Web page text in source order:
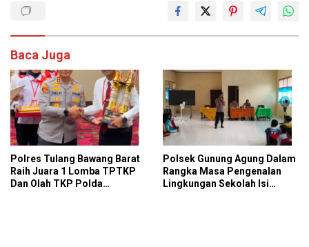
Baca Juga
Polres Tulang Bawang Barat
Raih Juara 1 Lomba TPTKP
Dan Olah TKP Polda
Polsek Gunung Agung Dalam
Rangka Masa Pengenalan
Lingkungan Sekolah Isi